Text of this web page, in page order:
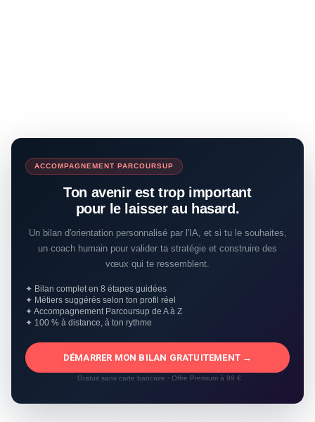
ACCOMPAGNEMENT PARCOURSUP
Ton avenir est trop important
pour le laisser au hasard.
Un bilan d'orientation personnalisé par l'IA, et si tu le souhaites,
un coach humain pour valider ta stratégie et construire des
vœux qui te ressemblent.
✦ Bilan complet en 8 étapes guidées
✦ Métiers suggérés selon ton profil réel
✦ Accompagnement Parcoursup de A à Z
✦ 100 % à distance, à ton rythme
DÉMARRER MON BILAN GRATUITEMENT →
Gratuit sans carte bancaire · Offre Premium à 99 €